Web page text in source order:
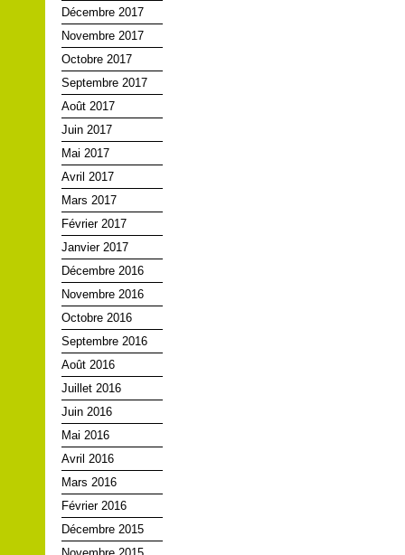
Décembre 2017
Novembre 2017
Octobre 2017
Septembre 2017
Août 2017
Juin 2017
Mai 2017
Avril 2017
Mars 2017
Février 2017
Janvier 2017
Décembre 2016
Novembre 2016
Octobre 2016
Septembre 2016
Août 2016
Juillet 2016
Juin 2016
Mai 2016
Avril 2016
Mars 2016
Février 2016
Décembre 2015